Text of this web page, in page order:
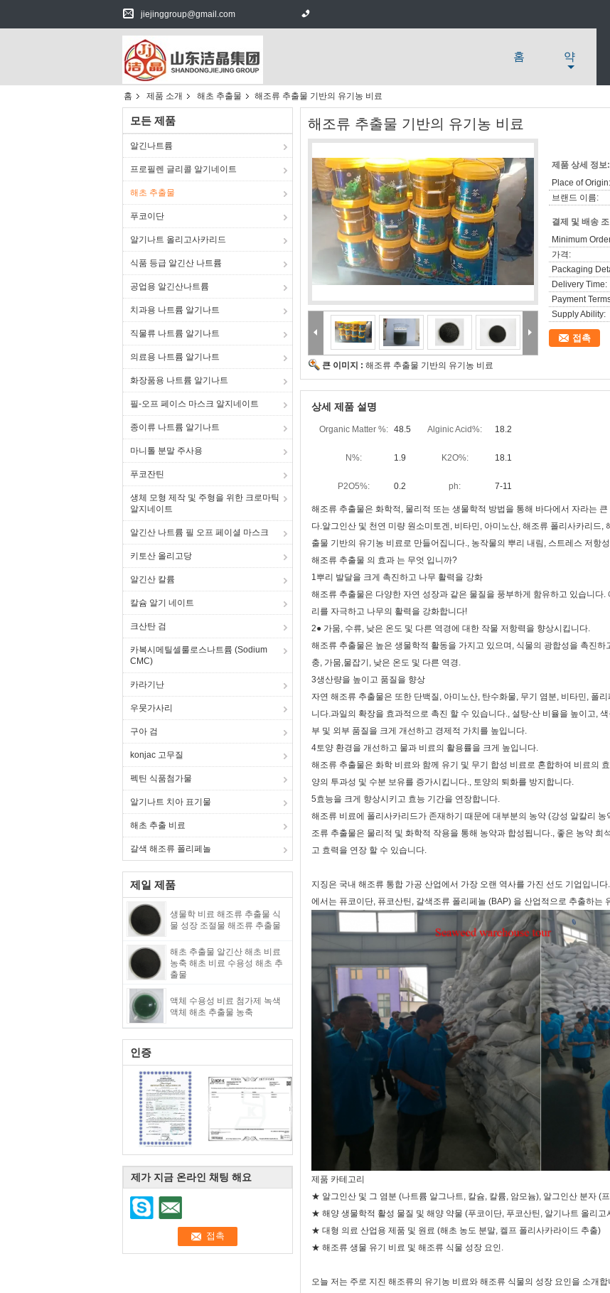
jiejinggroup@gmail.com
홈 약
홈 제품 소개 해초 추출물 해조류 추출물 기반의 유기농 비료
모든 제품
알긴나트륨
프로필렌 글리콜 알기네이트
해초 추출물
푸코이단
알기나트 올리고사카리드
식품 등급 알긴산 나트륨
공업용 알긴산나트륨
치과용 나트륨 알기나트
직물류 나트륨 알기나트
의료용 나트륨 알기나트
화장품용 나트륨 알기나트
필-오프 페이스 마스크 알지네이트
종이류 나트륨 알기나트
마니톨 분말 주사용
푸코잔틴
생체 모형 제작 및 주형을 위한 크로마틱
알지네이트
알긴산 나트륨 필 오프 페이셜 마스크
키토산 올리고당
알긴산 칼륨
칼슘 알기 네이트
크산탄 검
카복시메틸셀룰로스나트륨 (Sodium
CMC)
카라기난
우뭇가사리
구아 검
konjac 고무질
펙틴 식품첨가물
알기나트 치아 표기물
해초 추출 비료
갈색 해조류 폴리페놀
제일 제품
생물학 비료 해조류 추출물 식
물 성장 조절물 해조류 추출물
해초 추출물 알긴산 해초 비료
농축 해초 비료 수용성 해초 추
출물
액체 수용성 비료 첨가제 녹색
액체 해초 추출물 농축
인증
제가 지금 온라인 채팅 해요
해조류 추출물 기반의 유기농 비료
큰 이미지 : 해조류 추출물 기반의 유기농 비료
제품 상세 정보:
Place of Origin:
브랜드 이름:
결제 및 배송
Minimum
가격:
Packaging
Delivery Time:
Payment
Supply Ability:
접촉
상세 제품 설명
Organic Matter %: 48.5 Alginic Acid%: 18.2
N%: 1.9 K2O%: 18.1
P2O5%: 0.2 ph: 7-11
해조류 추출물은 화학적, 물리적 또는 생물학적 방법을 통해 바다에서 자라는
다.알그인산 및 천연 미량 원소미토겐, 비타민, 아미노산, 해조류 폴리사카리드
출물 기반의 유기농 비료로 만들어집니다., 농작물의 뿌리 내림, 스트레스 저항
해조류 추출물 의 효과 는 무엇 입니까?
1뿌리 발달을 크게 촉진하고 나무 활력을 강화
해조류 추출물은 다양한 자연 성장과 같은 물질을 풍부하게 함유하고 있습니다
리를 자극하고 나무의 활력을 강화합니다!
2● 가뭄, 수류, 낮은 온도 및 다른 역경에 대한 작물 저항력을 향상시킵니다.
해조류 추출물은 높은 생물학적 활동을 가지고 있으며, 식물의 광합성을 촉진
충, 가뭄,물잡기, 낮은 온도 및 다른 역경.
3생산량을 높이고 품질을 향상
자연 해조류 추출물은 또한 단백질, 아미노산, 탄수화물, 무기 염분, 비타민, 폴
니다.과일의 확장을 효과적으로 촉진 할 수 있습니다., 설탕-산 비율을 높이고,
부 및 외부 품질을 크게 개선하고 경제적 가치를 높입니다.
4토양 환경을 개선하고 물과 비료의 활용률을 크게 높입니다.
해조류 추출물은 화학 비료와 함께 유기 및 무기 합성 비료로 혼합하여 비료의
양의 투과성 및 수분 보유를 증가시킵니다., 토양의 퇴화를 방지합니다.
5효능을 크게 향상시키고 효능 기간을 연장합니다.
해조류 비료에 폴리사카리드가 존재하기 때문에 대부분의 농약 (강성 알칼리
조류 추출물은 물리적 및 화학적 작용을 통해 농약과 합성됩니다., 좋은 농약 희
고 효력을 연장 할 수 있습니다.
지징은 국내 해조류 통합 가공 산업에서 가장 오랜 역사를 가진 선도 기업입니
에서는 퓨코이단, 퓨코산틴, 갈색조류 폴리페놀 (BAP) 을 산업적으로 추출하는
제품 카테고리
★ 알그인산 및 그 염분 (나트륨 알그나트, 칼슘, 칼륨, 암모늄), 알그인산 분자 (
★ 해양 생물학적 활성 물질 및 해양 약물 (푸코이단, 푸코산틴, 알기나트 올리
★ 대형 의료 산업용 제품 및 원료 (해초 농도 분말, 켈프 폴리사카라이드 추출)
★ 해조류 생물 유기 비료 및 해조류 식물 성장 요인.
오늘 저는 주로 지진 해조류의 유기농 비료와 해조류 식물의 성장 요인을 소개